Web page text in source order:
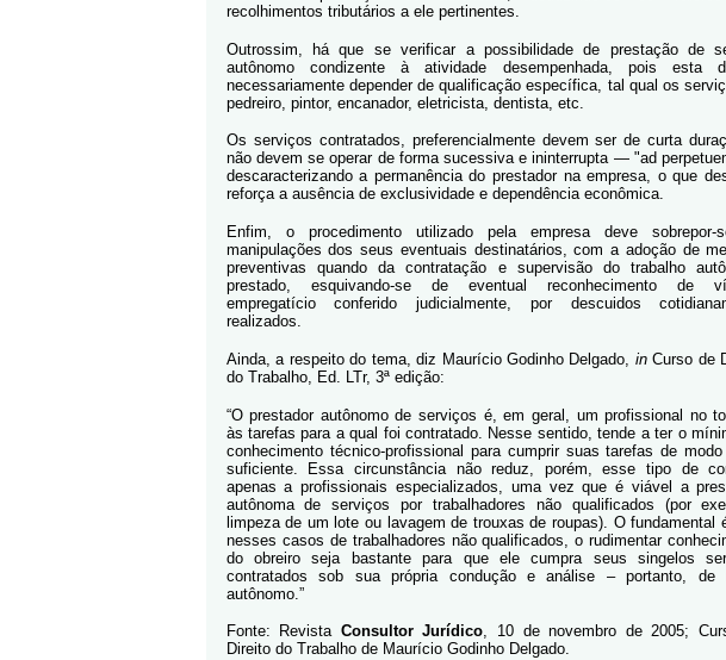
recolhimentos tributários a ele pertinentes.
Outrossim, há que se verificar a possibilidade de prestação de
autônomo condizente à atividade desempenhada, pois esta
necessariamente depender de qualificação específica, tal qual os
pedreiro, pintor, encanador, eletricista, dentista, etc.
Os serviços contratados, preferencialmente devem ser de curta
não devem se operar de forma sucessiva e ininterrupta — "ad
descaracterizando a permanência do prestador na empresa, o que
reforça a ausência de exclusividade e dependência econômica.
Enfim, o procedimento utilizado pela empresa deve sobrepor-
manipulações dos seus eventuais destinatários, com a adoção de
preventivas quando da contratação e supervisão do trabalho
prestado, esquivando-se de eventual reconhecimento de
empregatício conferido judicialmente, por descuidos
realizados.
Ainda, a respeito do tema, diz Maurício Godinho Delgado, inCurso de
do Trabalho, Ed. LTr, 3ª edição:
“O prestador autônomo de serviços é, em geral, um profissional no
às tarefas para a qual foi contratado. Nesse sentido, tende a ter o
conhecimento técnico-profissional para cumprir suas tarefas de
suficiente. Essa circunstância não reduz, porém, esse tipo de
apenas a profissionais especializados, uma vez que é viável a
autônoma de serviços por trabalhadores não qualificados (por
limpeza de um lote ou lavagem de trouxas de roupas). O fundamental
nesses casos de trabalhadores não qualificados, o rudimentar
do obreiro seja bastante para que ele cumpra seus singelos
contratados sob sua própria condução e análise – portanto, de
autônomo.”
Fonte: Revista Consultor Jurídico, 10 de novembro de 2005;
Direito do Trabalho de Maurício Godinho Delgado.